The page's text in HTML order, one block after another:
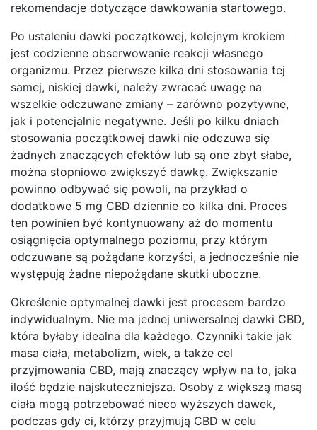
rekomendacje dotyczące dawkowania startowego.
Po ustaleniu dawki początkowej, kolejnym krokiem
jest codzienne obserwowanie reakcji własnego
organizmu. Przez pierwsze kilka dni stosowania tej
samej, niskiej dawki, należy zwracać uwagę na
wszelkie odczuwane zmiany – zarówno pozytywne,
jak i potencjalnie negatywne. Jeśli po kilku dniach
stosowania początkowej dawki nie odczuwa się
żadnych znaczących efektów lub są one zbyt słabe,
można stopniowo zwiększyć dawkę. Zwiększanie
powinno odbywać się powoli, na przykład o
dodatkowe 5 mg CBD dziennie co kilka dni. Proces
ten powinien być kontynuowany aż do momentu
osiągnięcia optymalnego poziomu, przy którym
odczuwane są pożądane korzyści, a jednocześnie nie
występują żadne niepożądane skutki uboczne.
Określenie optymalnej dawki jest procesem bardzo
indywidualnym. Nie ma jednej uniwersalnej dawki CBD,
która byłaby idealna dla każdego. Czynniki takie jak
masa ciała, metabolizm, wiek, a także cel
przyjmowania CBD, mają znaczący wpływ na to, jaka
ilość będzie najskuteczniejsza. Osoby z większą masą
ciała mogą potrzebować nieco wyższych dawek,
podczas gdy ci, którzy przyjmują CBD w celu